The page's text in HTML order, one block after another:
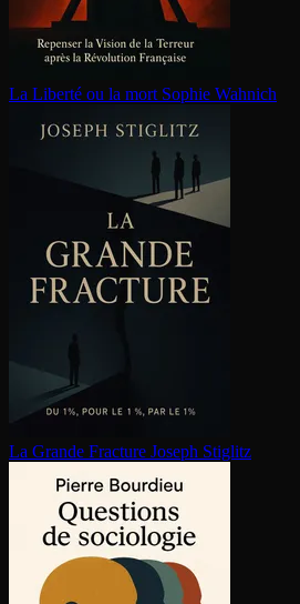
La Liberté ou la mort Sophie Wahnich
La Grande Fracture Joseph Stiglitz